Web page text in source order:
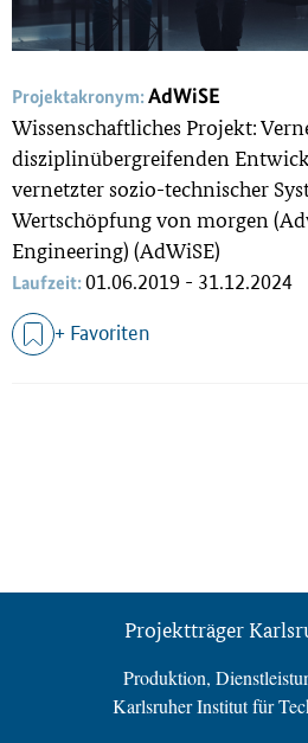
Projektakronym:AdWiSE
Wissenschaftliches Projekt:
disziplinübergreifenden
vernetzter sozio-technischer
Wertschöpfung von morgen
Engineering) (AdWiSE)
Laufzeit:01.06.2019 - 31.12.2024
+ Favoriten
Projektträger
Produktion,
Karlsruher Institut für